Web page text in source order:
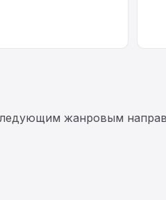
жанровым